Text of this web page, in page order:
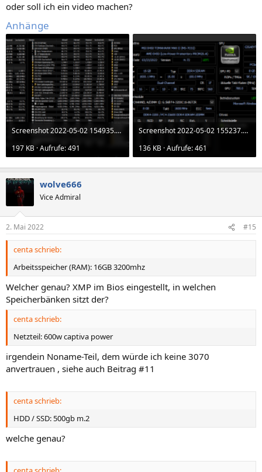
:
oder soll ich ein video machen?
Anhänge
Screenshot 2022-05-02 154935.png
197 KB · Aufrufe: 491
Screenshot 2022-05-02 155237.png
136 KB · Aufrufe: 461
wolve666
Vice Admiral
2. Mai 2022 #15
centa schrieb:
Arbeitsspeicher (RAM): 16GB 3200mhz
Welcher genau? XMP im Bios eingestellt, in welchen
Speicherbänken sitzt der?
centa schrieb:
Netzteil: 600w captiva power
irgendein Noname-Teil, dem würde ich keine 3070
anvertrauen , siehe auch Beitrag #11
centa schrieb:
HDD / SSD: 500gb m.2
welche genau?